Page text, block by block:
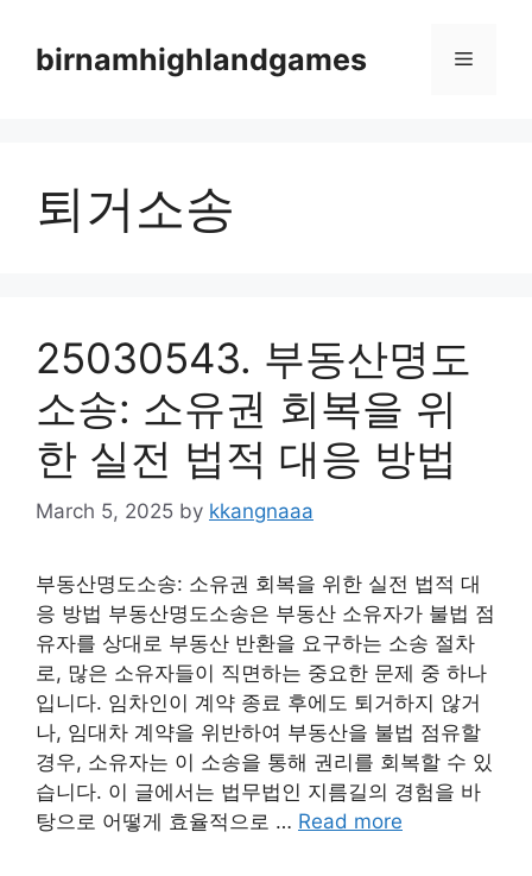
contentbirnamhighlandgames Menu
퇴거소송
25030543. 부동산명도
소송: 소유권 회복을 위
한 실전 법적 대응 방법
March 5, 2025 by kkangnaaa
부동산명도소송: 소유권 회복을 위한 실전 법적 대
응 방법 부동산명도소송은 부동산 소유자가 불법 점
유자를 상대로 부동산 반환을 요구하는 소송 절차
로, 많은 소유자들이 직면하는 중요한 문제 중 하나
입니다. 임차인이 계약 종료 후에도 퇴거하지 않거
나, 임대차 계약을 위반하여 부동산을 불법 점유할
경우, 소유자는 이 소송을 통해 권리를 회복할 수 있
습니다. 이 글에서는 법무법인 지름길의 경험을 바
탕으로 어떻게 효율적으로 … Read more